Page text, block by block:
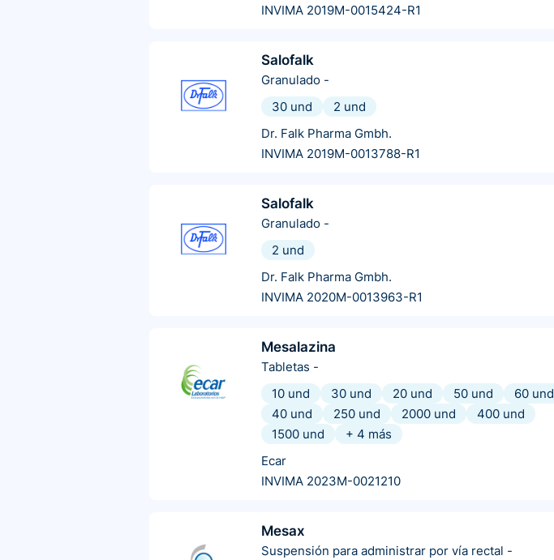
INVIMA 2019M-0015424-R1
Salofalk
Granulado -
30 und
2 und
Dr. Falk Pharma Gmbh.
INVIMA 2019M-0013788-R1
Salofalk
Granulado -
2 und
Dr. Falk Pharma Gmbh.
INVIMA 2020M-0013963-R1
Mesalazina
Tabletas -
10 und
30 und 20 und 50 und
60 und
40 und
250 und 2000 und
400 und
1500 und
+ 4 más
Ecar
INVIMA 2023M-0021210
Mesax
Suspensión para administrar por vía rectal -